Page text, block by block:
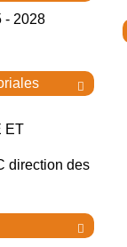
- 2028

ET
direction des
